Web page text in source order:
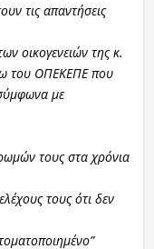
τις απαντήσεις
οικογενειών της κ.
του ΟΠΕΚΕΠΕ που
με
τους στα χρόνια
τους ότι δεν